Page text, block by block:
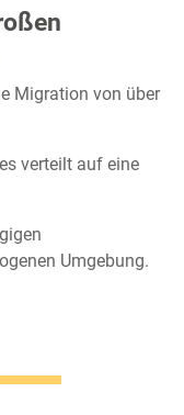
Migration von über
verteilt auf eine
Umgebung.